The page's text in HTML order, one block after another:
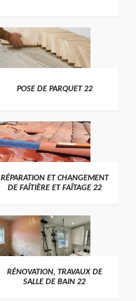
POSE DE PARQUET 22
RÉPARATION ET CHANGEMENT
DE FAÎTIÈRE ET FAÎTAGE 22
RÉNOVATION, TRAVAUX DE
SALLE DE BAIN 22